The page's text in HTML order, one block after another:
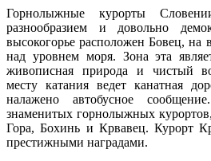
Горнолыжные курорты
разнообразием и довольно
высокогорье расположен Бовец, на
над уровнем моря. Зона эта
живописная природа и чистый
месту катания ведет канатная
налажено автобусное
знаменитых горнолыжных
Гора, Бохинь и Крвавец. Курорт
престижными наградами.